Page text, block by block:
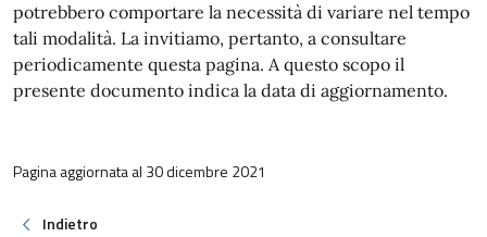
potrebbero comportare la necessità di variare nel tempo
tali modalità. La invitiamo, pertanto, a consultare
periodicamente questa pagina. A questo scopo il
presente documento indica la data di aggiornamento.
Pagina aggiornata al 30 dicembre 2021
Indietro